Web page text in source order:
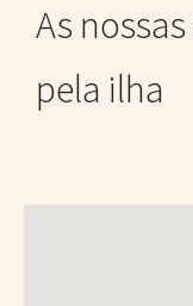
As nossas
pela ilha